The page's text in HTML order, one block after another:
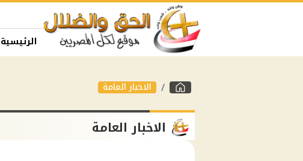
الرئيسية
الاخبار العامة
الاخبار العامة